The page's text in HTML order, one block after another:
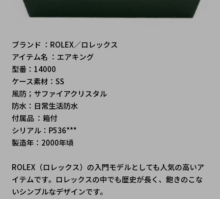
ブランド ：ROLEX／ロレックス
アイテム名 ：エアキング
型番：14000
ケース素材：SS
風防；サファイアクリスタル
防水：日常生活防水
付属品 ：箱付
シリアル：P536***
製造年：2000年頃
ROLEX（ロレックス）の入門モデルとしても人気の高いア
イテムです。ロレックスの中でも歴史が長く、飽きのこな
いシンプルなデザインです。